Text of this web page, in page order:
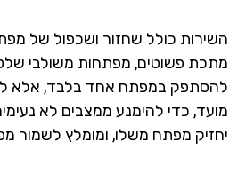
כולל שחזור ושכפול של
פשוטים, מפתחות משולבי שלט
במפתח אחד בלבד, אלא
כדי להימנע ממצבים לא נעימים.
מפתח משלו, ומומלץ לשמור מפתח